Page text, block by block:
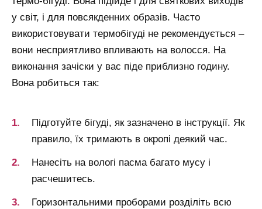
у світ, і для повсякденних образів. Часто
використовувати термобігуді не рекомендується –
вони несприятливо впливають на волосся. На
виконання зачіски у вас піде приблизно годину.
Вона робиться так:
Підготуйте бігуді, як зазначено в інструкції. Як
правило, їх тримають в окропі деякий час.
Нанесіть на вологі пасма багато мусу і
расчешитесь.
Горизонтальними проборами розділіть всю